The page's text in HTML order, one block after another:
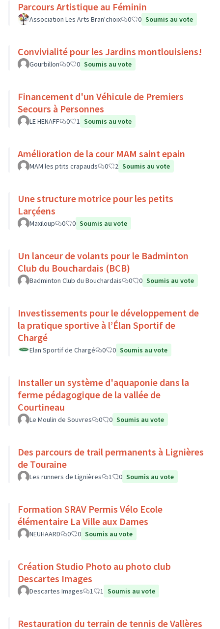
Parcours Artistique au Féminin
Association Les Arts Bran'choix 0 0 Soumis au vote
Convivialité pour les Jardins montlouisiens!
Gourbillon 0 0 Soumis au vote
Financement d'un Véhicule de Premiers
Secours à Personnes
LE HENAFF 0 1 Soumis au vote
Amélioration de la cour MAM saint epain
MAM les ptits crapauds 0 2 Soumis au vote
Une structure motrice pour les petits
Larçéens
Maxiloup 0 0 Soumis au vote
Un lanceur de volants pour le Badminton
Club du Bouchardais (BCB)
Badminton Club du Bouchardais 0 0 Soumis au vote
Investissements pour le développement de
la pratique sportive à l’Élan Sportif de
Chargé
Elan Sportif de Chargé 0 0 Soumis au vote
Installer un système d'aquaponie dans la
ferme pédagogique de la vallée de
Courtineau
Le Moulin de Souvres 0 0 Soumis au vote
Des parcours de trail permanents à Lignières
de Touraine
Les runners de Lignières 1 0 Soumis au vote
Formation SRAV Permis Vélo Ecole
élémentaire La Ville aux Dames
NEUHAARD 0 0 Soumis au vote
Création Studio Photo au photo club
Descartes Images
Descartes Images 1 1 Soumis au vote
Restauration du terrain de tennis de Vallères